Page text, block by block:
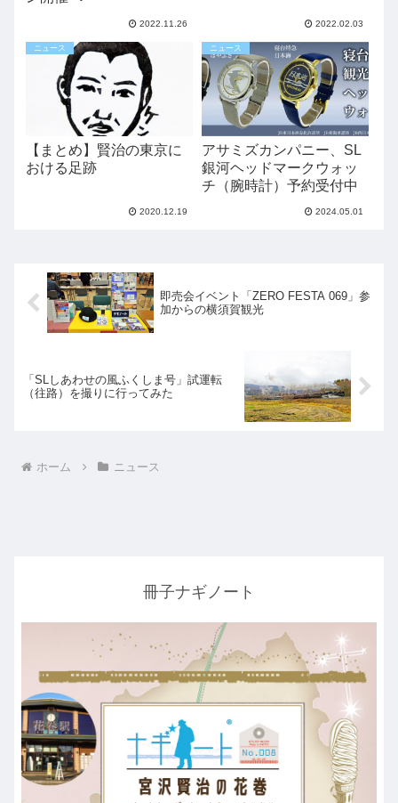
2022.11.26 2022.02.03
ニュース
【まとめ】賢治の東京に
おける足跡
2020.12.19
ニュース
アサミズカンパニー、SL
銀河ヘッドマークウォッ
チ（腕時計）予約受付中
2024.05.01
即売会イベント「ZERO FESTA 069」参
加からの横須賀観光
「SLしあわせの風ふくしま号」試運転
（往路）を撮りに行ってみた
ホーム ニュース
冊子ナギノート